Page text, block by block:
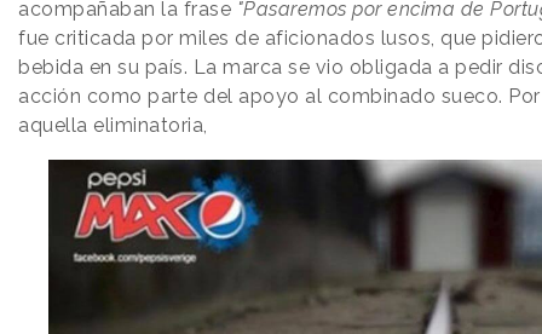
acompañaban la frase "Pasaremos por encima de
fue criticada por miles de aficionados lusos, que
bebida en su país. La marca se vio obligada a pedir
acción como parte del apoyo al combinado sueco.
aquella eliminatoria,